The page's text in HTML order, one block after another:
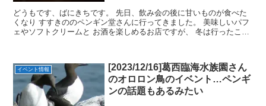
どうもです、ばにきちです。 先日、飲み会の後に甘いものが食べた
くなり すすきののペンギン堂さんに行ってきました。 美味しいパフ
ェやソフトクリームと お酒を楽しめるお店ですが、 冬は行ったこと
イベント情報
[2023/12/16]葛西臨海水族園さん
のオロロン鳥のイベント…ペンギ
ンの話題もあるみたい